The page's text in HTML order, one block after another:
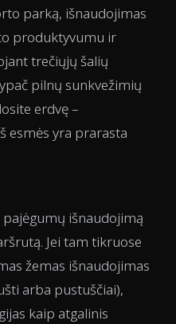
parką, išnaudojimas
produktyvumu ir
trečiųjų šalių
pilnų sunkvežimių
erdvę –
esmės yra prarasta
pajėgumų išnaudojimą
Jei tam tikruose
žemas išnaudojimas
arba pustuščiai),
kaip atgalinis